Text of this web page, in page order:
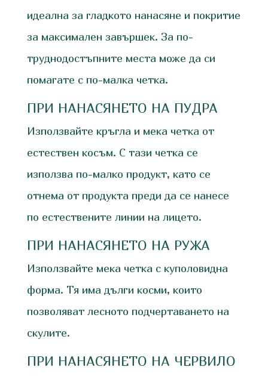
идеална за гладкото нанасяне и покритие
за максимален завършек. За по-
труднодостъпните места може да си
помагате с по-малка четка.
ПРИ НАНАСЯНЕТО НА ПУДРА
Използвайте кръгла и мека четка от
естествен косъм. С тази четка се
използва по-малко продукт, като се
отнема от продукта преди да се нанесе
по естествените линии на лицето.
ПРИ НАНАСЯНЕТО НА РУЖА
Използвайте мека четка с куполовидна
форма. Тя има дълги косми, които
позволяват лесното подчертаването на
скулите.
ПРИ НАНАСЯНЕТО НА ЧЕРВИЛО